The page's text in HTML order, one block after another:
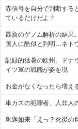
赤信号を自分で判断する
ているだけだよ？
最新のゲノム解析の結果
国人に酷似と判明…ネト
記録的猛暑の欧州。ドナ
イツ軍の戦艦が姿を現
お金がなくなったら増え
車カスの犯罪者、人非人
釈迦如来「えっ？死後の